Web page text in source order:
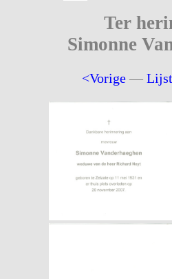
Ter
Simonne
<Vorige —Lijst